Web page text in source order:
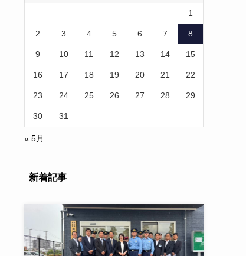
1
2 3 4 5 6 7 8
9 10 11 12 13 14 15
16 17 18 19 20 21 22
23 24 25 26 27 28 29
30 31
« 5月
新着記事